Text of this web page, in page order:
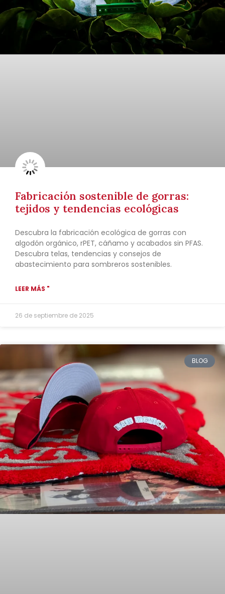
Fabricación sostenible de gorras:
tejidos y tendencias ecológicas
Descubra la fabricación ecológica de gorras con
algodón orgánico, rPET, cáñamo y acabados sin PFAS.
Descubra telas, tendencias y consejos de
abastecimiento para sombreros sostenibles.
LEER MÁS "
26 de septiembre de 2025
BLOG